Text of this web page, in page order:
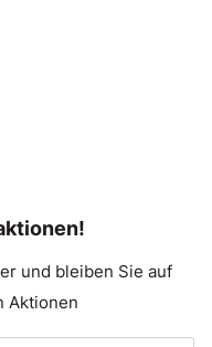
und bleiben Sie auf
Aktionen